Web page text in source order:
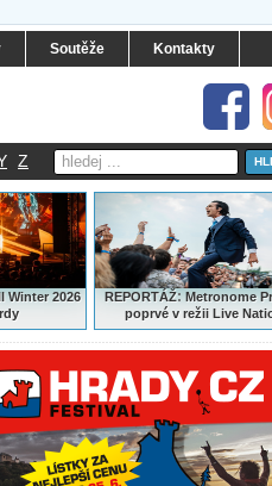
Soutěže Kontakty
Z
Winter 2026
REPORTÁŽ:Metronome
poprvé v režii Live